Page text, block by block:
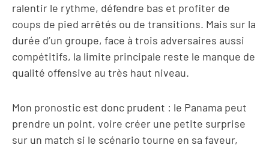
ralentir le rythme, défendre bas et profiter de
coups de pied arrêtés ou de transitions. Mais sur la
durée d’un groupe, face à trois adversaires aussi
compétitifs, la limite principale reste le manque de
qualité offensive au très haut niveau.
Mon pronostic est donc prudent : le Panama peut
prendre un point, voire créer une petite surprise
sur un match si le scénario tourne en sa faveur,